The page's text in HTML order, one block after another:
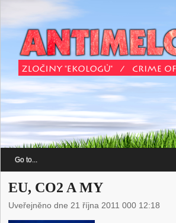
EU, CO2 A MY
Uveřejněno dne 21 října 2011 000 12:18